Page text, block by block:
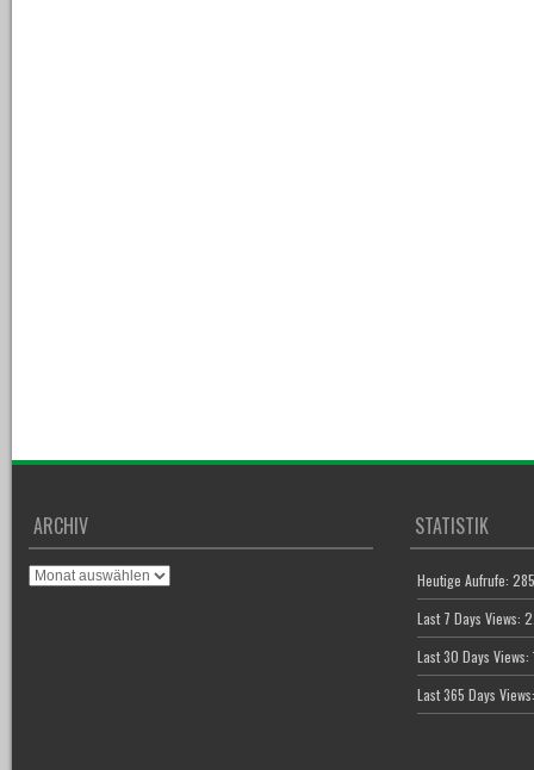
ARCHIV
Archiv
STATISTIK
Heutige Aufrufe:
Last 7 Days Views:
Last 30 Days Views:
Last 365 Days